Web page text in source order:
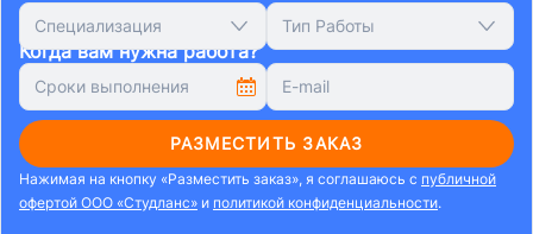
Специализация Тип Работы
Когда вам нужна работа?
РАЗМЕСТИТЬ ЗАКАЗ
Нажимая на кнопку «Разместить заказ», я соглашаюсь с публичной
офертой ООО «Студланс» и политикой конфиденциальности.